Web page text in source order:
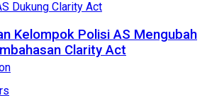
Kelompok Polisi AS Mengubah
Clarity Act